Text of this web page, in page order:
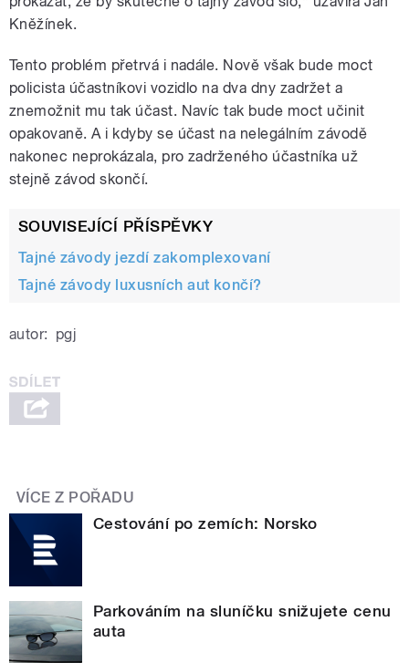
Kněžínek.
Tento problém přetrvá i nadále. Nově však bude moct
policista účastníkovi vozidlo na dva dny zadržet a
znemožnit mu tak účast. Navíc tak bude moct učinit
opakovaně. A i kdyby se účast na nelegálním závodě
nakonec neprokázala, pro zadrženého účastníka už
stejně závod skončí.
SOUVISEJÍCÍ PŘÍSPĚVKY
Tajné závody jezdí zakomplexovaní
Tajné závody luxusních aut končí?
autor: pgj
VÍCE Z POŘADU
Cestování po zemích: Norsko
Parkováním na sluníčku snižujete cenu
auta